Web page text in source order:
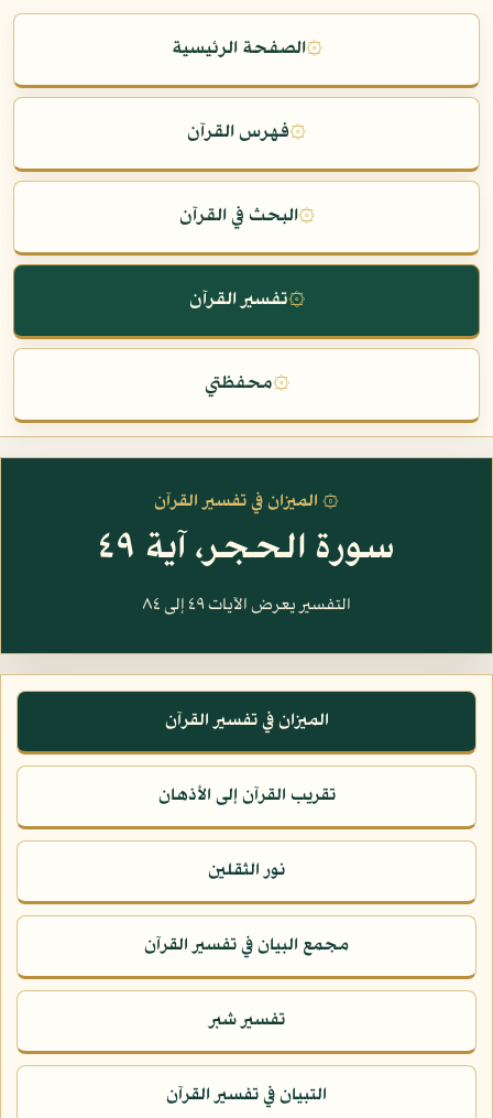
۞الصفحة الرئيسية
۞فهرس القرآن
۞البحث في القرآن
۞تفسير القرآن
۞محفظتي
۞ الميزان في تفسير القرآن
سورة الحجر، آية ٤٩
التفسير يعرض الآيات ٤٩ إلى ٨٤
الميزان في تفسير القرآن
تقريب القرآن إلى الأذهان
نور الثقلين
مجمع البيان في تفسير القرآن
تفسير شبر
التبيان في تفسير القرآن